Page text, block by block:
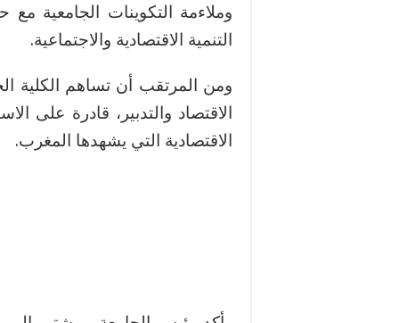
وملاءمة التكوينات الجامعية
التنمية الاقتصادية والاجتماعية.
ومن المرتقب أن تساهم الكلية
الاقتصاد والتدبير، قادرة على
الاقتصادية التي يشهدها المغرب.